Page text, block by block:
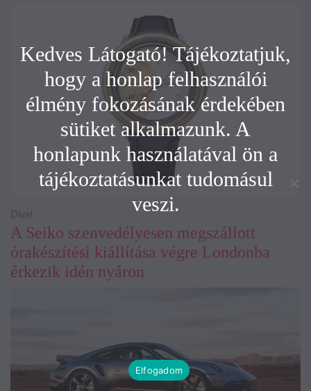
A Seiko szenvedélyesen megszállott
órakészítési kiállítása végre Londonba
érkezik idén nyáron
Divat
Kedves Látogató! Tájékoztatjuk,
hogy a honlap felhasználói
élmény fokozásának érdekében
sütiket alkalmazunk. A
honlapunk használatával ön a
tájékoztatásunkat tudomásul
veszi.
Elfogadom